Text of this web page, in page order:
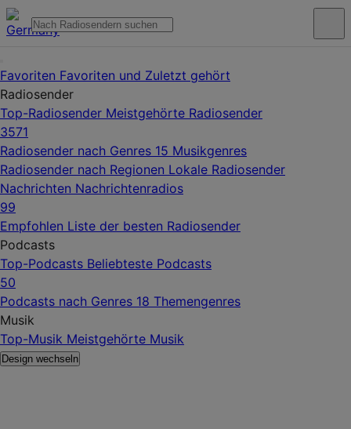
Favoriten Favoriten und Zuletzt gehört
Radiosender
Top-Radiosender Meistgehörte Radiosender
3571
Radiosender nach Genres 15 Musikgenres
Radiosender nach Regionen Lokale Radiosender
Nachrichten Nachrichtenradios
99
Empfohlen Liste der besten Radiosender
Podcasts
Top-Podcasts Beliebteste Podcasts
50
Podcasts nach Genres 18 Themengenres
Musik
Top-Musik Meistgehörte Musik
Design wechseln